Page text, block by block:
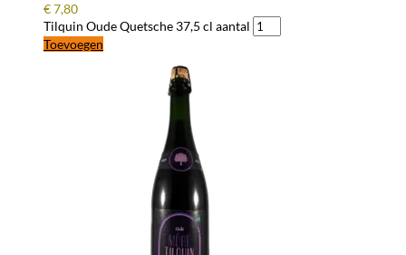
€7,80
Tilquin Oude Quetsche 37,5 cl aantal
Toevoegen